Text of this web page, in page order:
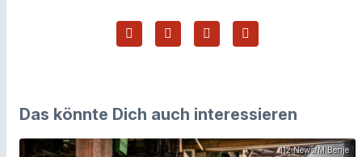
Das könnte Dich auch interessieren
112 News/M.Benje